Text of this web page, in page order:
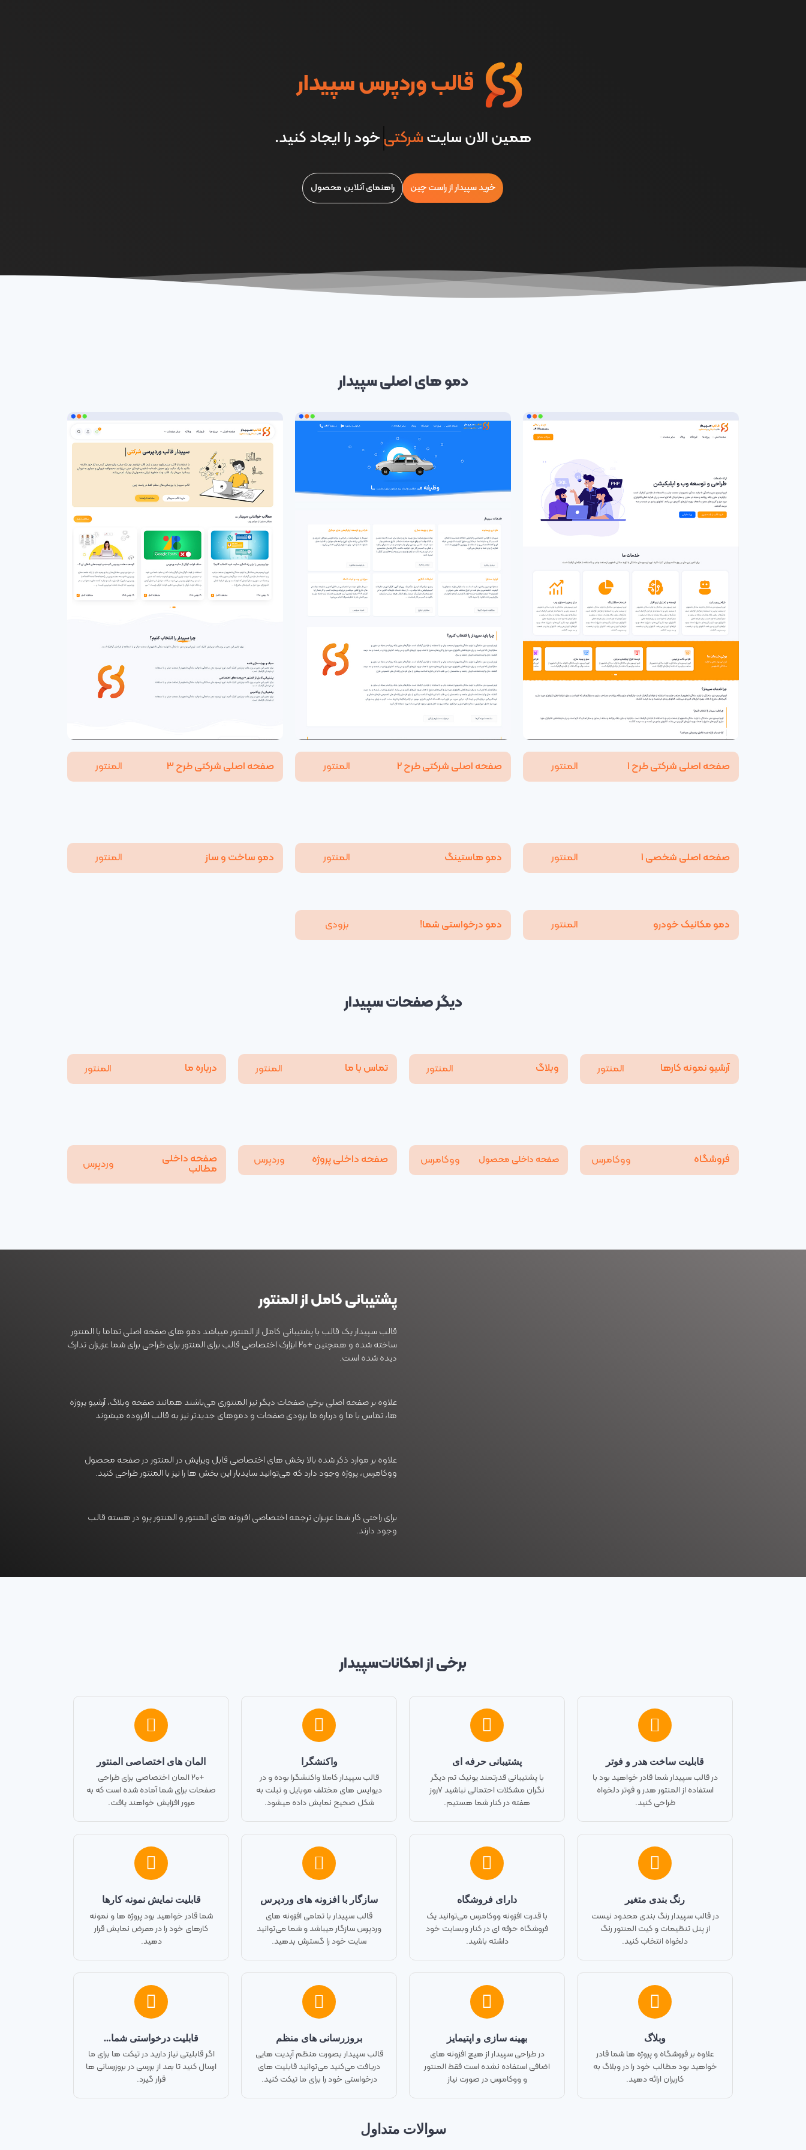
قالب وردپرس سپیدار
همین الان سایتشرکتی خود را ایجاد کنید.
خرید سپیدار از راست چین راهنمای آنلاین محصول
دمو های اصلیسپیدار
صفحه اصلی شرکتی طرح ۱ المنتور صفحه اصلی شرکتی طرح ۲ المنتور صفحه اصلی شرکتی طرح ۳ المنتور
صفحه اصلی شخصی ۱ المنتور دمو هاستینگ المنتور دمو ساخت و ساز المنتور
دمو مکانیک خودرو المنتور دمو درخواستی شما! بزودی
دیگر صفحاتسپیدار
آرشیو نمونه کارها المنتور وبلاگ المنتور تماس با ما المنتور درباره ما المنتور
فروشگاه ووکامرس صفحه داخلی محصول ووکامرس صفحه داخلی پروژه وردپرس صفحه داخلی
مطالب وردپرس
پشتیبانی کامل ازالمنتور
قالب سپیدار یک قالب با پشتیبانی کامل از المنتور میباشد دمو های صفحه اصلی تماما با المنتور
ساخته شده و همچنین +۲۰ ابزارک اختصاصی قالب برای المنتور برای طراحی برای شما عزیزان تدارک
دیده شده است.
علاوه بر صفحه اصلی برخی صفحات دیگر نیز المنتوری می‌باشند همانند صفحه وبلاگ، آرشیو پروژه
ها، تماس با ما و درباره ما بزودی صفحات و دموهای جدیدتر نیز به قالب افزوده میشوند
علاوه بر موارد ذکر شده بالا بخش های اختصاصی قابل ویرایش در المنتور در صفحه محصول
ووکامرس، پروژه وجود دارد که می‌توانید سایدبار این بخش ها را نیز با المنتور طراحی کنید.
برای راحتی کار شما عزیزان ترجمه اختصاصی افزونه های المنتور و المنتور پرو در هسته قالب
وجود دارند.
برخی از امکانات​سپیدار
قابلیت ساخت هدر و فوتر
در قالب سپیدار شما قادر خواهید بود با
استفاده از المنتور هدر و فوتر دلخواه
طراحی کنید.
پشتیبانی حرفه ای
با پشتیبانی قدرتمند یونیک تم دیگر
نگران مشکلات احتمالی نباشید ۷روز
هفته در کنار شما هستیم.
واکنشگرا
قالب سپیدار کاملا واکنشگرا بوده و در
دیوایس های مختلف موبایل و تبلت به
شکل صحیح نمایش داده میشود.
المان های اختصاصی المنتور
+۲۰ المان اختصاصی برای طراحی
صفحات برای شما آماده شده است که به
مرور افزایش خواهند یافت.
رنگ بندی متغیر
در قالب سپیدار رنگ بندی محدود نیست
از پنل تنظیمات و کیت المنتور رنگ
دلخواه انتخاب کنید.
دارای فروشگاه
با قدرت افزونه ووکامرس می‌توانید یک
فروشگاه حرفه ای در کنار وبسایت خود
داشته باشید.
سازگار با افزونه های وردپرس
قالب سپیدار با تمامی افزونه های
وردپرس سازگار میباشد و شما می‌توانید
سایت خود را گسترش بدهید.
قابلیت نمایش نمونه کارها
شما قادر خواهید بود پروژه ها و نمونه
کارهای خود را در معرض نمایش قرار
دهید.
وبلاگ
علاوه بر فروشگاه و پروژه ها شما قادر
خواهید بود مطالب خود را در وبلاگ به
کاربران ارائه دهید.
بهینه سازی و اپتیمایز
در طراحی سپیدار از هیچ افزونه های
اضافی استفاده نشده است فقط المنتور
و ووکامرس در صورت نیاز
بروزرسانی های منظم
قالب سپیدار بصورت منظم آپدیت هایی
دریافت می‌کنید می‌توانید قابلیت های
درخواستی خود را برای ما تیکت کنید.
قابلیت درخواستی شما...
اگر قابلیتی نیاز دارید در تیکت ها برای ما
ارسال کنید تا بعد از بررسی در بروزرسانی ها
قرار گیرد.
سوالات متداول